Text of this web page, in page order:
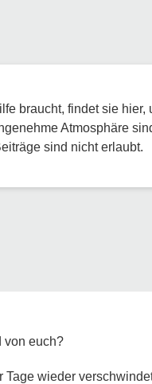
braucht, findet sie hier,
Atmosphäre
sind nicht erlaubt.
von euch?
Tage wieder